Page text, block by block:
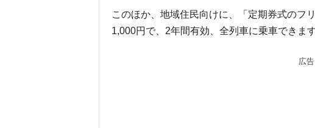
このほか、地域住民向けに、「定期券式のフ
1,000円で、2年間有効、全列車に乗車できます
広告